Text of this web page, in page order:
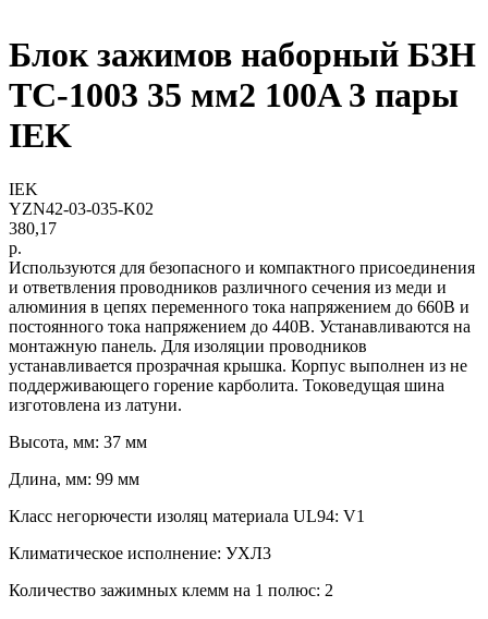
Блок зажимов наборный БЗН
ТС-1003 35 мм2 100A 3 пары
IEK
IEK
YZN42-03-035-K02
380,17
р.
Используются для безопасного и компактного присоединения
и ответвления проводников различного сечения из меди и
алюминия в цепях переменного тока напряжением до 660В и
постоянного тока напряжением до 440В. Устанавливаются на
монтажную панель. Для изоляции проводников
устанавливается прозрачная крышка. Корпус выполнен из не
поддерживающего горение карболита. Токоведущая шина
изготовлена из латуни.
Высота, мм: 37 мм
Длина, мм: 99 мм
Класс негорючести изоляц материала UL94: V1
Климатическое исполнение: УХЛ3
Количество зажимных клемм на 1 полюс: 2